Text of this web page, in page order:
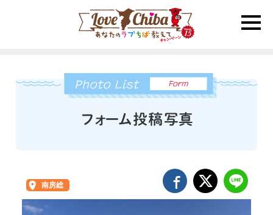
toggle
南房総